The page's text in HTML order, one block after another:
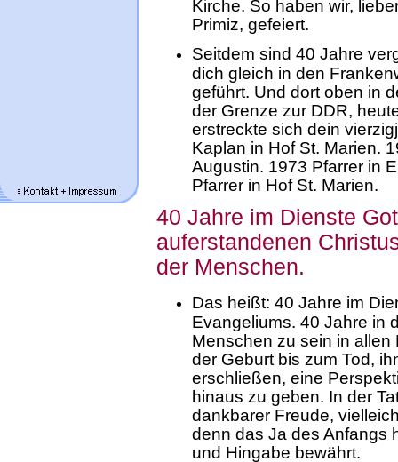
Kirche. So haben wir,
Primiz, gefeiert.
Seitdem sind 40 Jahre
dich gleich in den
geführt. Und dort oben in
der Grenze zur DDR,
erstreckte sich dein
Kaplan in Hof St. Marien.
Augustin. 1973 Pfarrer in
Pfarrer in Hof St. Marien.
40 Jahre im Dienste
auferstandenen
der Menschen.
Das heißt: 40 Jahre im
Evangeliums. 40 Jahre in
Menschen zu sein in
der Geburt bis zum Tod,
erschließen, eine
hinaus zu geben. In der
dankbarer Freude,
denn das Ja des Anfangs
und Hingabe bewährt.